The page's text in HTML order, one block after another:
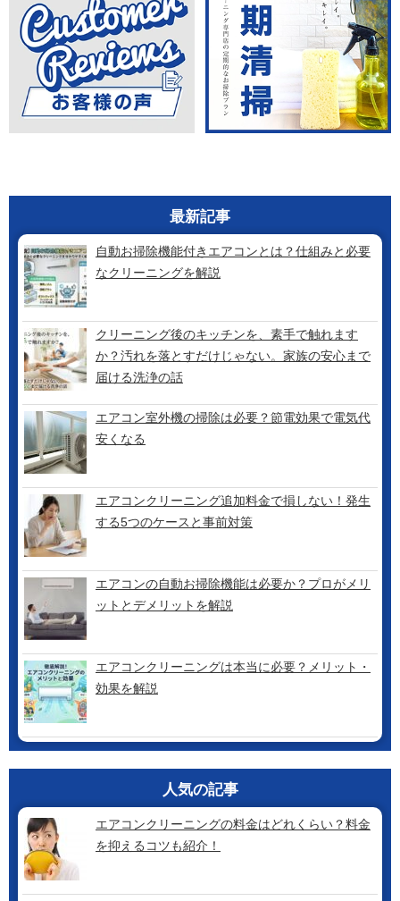
最新記事
自動お掃除機能付きエアコンとは？仕組みと必要
なクリーニングを解説
クリーニング後のキッチンを、素手で触れます
か？汚れを落とすだけじゃない。家族の安心まで
届ける洗浄の話
エアコン室外機の掃除は必要？節電効果で電気代
安くなる
エアコンクリーニング追加料金で損しない！発生
する5つのケースと事前対策
エアコンの自動お掃除機能は必要か？プロがメリ
ットとデメリットを解説
エアコンクリーニングは本当に必要？メリット・
効果を解説
人気の記事
エアコンクリーニングの料金はどれくらい？料金
を抑えるコツも紹介！